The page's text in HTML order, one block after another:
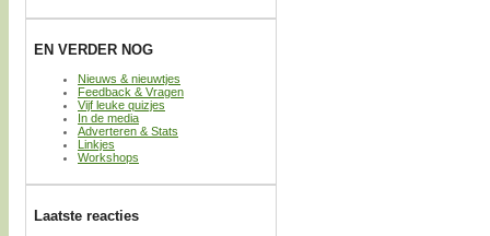
EN VERDER NOG
Nieuws & nieuwtjes
Feedback & Vragen
Vijf leuke quizjes
In de media
Adverteren & Stats
Linkjes
Workshops
Laatste reacties